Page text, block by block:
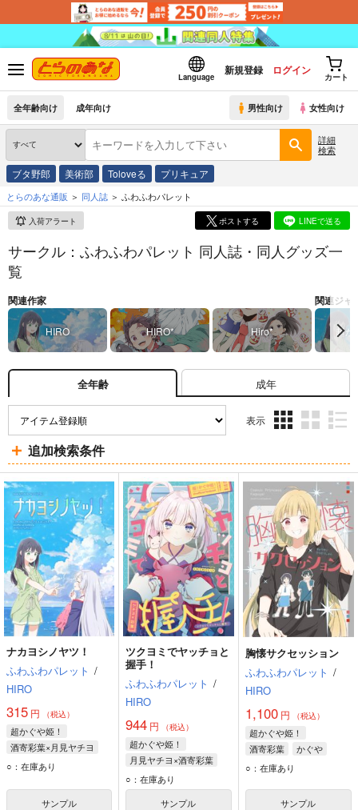
Language
新規登録 ログイン
カート
全年齢向け 成年向け 男性向け 女性向け
詳細
検索
ブタ野郎 美術部 Toloveる プリキュア
とらのあな通販 同人誌 ふわふわパレット
入荷アラート ポストする LINEで送る
サークル：ふわふわパレット 同人誌・同人グッズ一
覧
関連作家
HIRO HIRO* Hiro*
関連ジャ
超か
全年齢 成年
表示
ム
表
示
ム
表
示
ム
表
示
追加検索条件
ナカヨシノヤツ！
ふわふわパレット /
HIRO
315 円 （税込）
超かぐや姫！
酒寄彩葉×月見ヤチヨ
酒寄彩葉
○：在庫あり
サンプル
ツクヨミでヤッチョと
握手！
ふわふわパレット /
HIRO
944 円 （税込）
超かぐや姫！
月見ヤチヨ×酒寄彩葉
月見ヤチヨ
FUSHI
○：在庫あり
サンプル
胸懐サクセッション
ふわふわパレット /
HIRO
1,100円 （税込）
超かぐや姫！
酒寄彩葉
かぐや
酒寄朝日
○：在庫あり
サンプル